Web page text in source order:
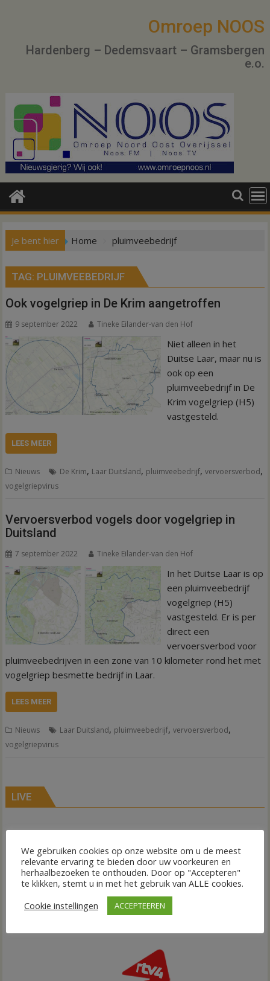
Omroep NOOS
Hardenberg – Dedemsvaart – Gramsbergen
e.o.
Je bent hier Home pluimveebedrijf
TAG: PLUIMVEEBEDRIJF
Ook vogelgriep in De Krim aangetroffen
9 september 2022 Tineke Eilander-van den Hof
Niet alleen in het
Duitse Laar, maar nu is
ook op een
pluimveebedrijf in De
Krim vogelgriep (H5)
vastgesteld.
LEES MEER
Nieuws De Krim, Laar Duitsland, pluimveebedrijf,vervoersverbod,
vogelgriepvirus
Vervoersverbod vogels door vogelgriep in
Duitsland
7 september 2022 Tineke Eilander-van den Hof
In het Duitse Laar is op
een pluimveebedrijf
vogelgriep (H5)
vastgesteld. Er is per
direct een
vervoersverbod voor
pluimveebedrijven in een zone van 10 kilometer rond het met
vogelgriep besmette bedrijf in Laar.
LEES MEER
Nieuws Laar Duitsland, pluimveebedrijf,vervoersverbod,
vogelgriepvirus
LIVE
We gebruiken cookies op onze website om u de meest
relevante ervaring te bieden door uw voorkeuren en
herhaalbezoeken te onthouden. Door op "Accepteren"
te klikken, stemt u in met het gebruik van ALLE cookies.
Cookie instellingen
ACCEPTEEREN